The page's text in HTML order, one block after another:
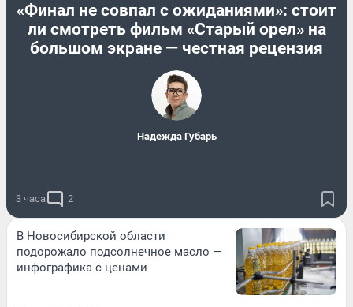
«Финал не совпал с ожиданиями»: стоит
ли смотреть фильм «Старый орел» на
большом экране — честная рецензия
Надежда Губарь
3 часа 2
В Новосибирской области
подорожало подсолнечное масло —
инфографика с ценами